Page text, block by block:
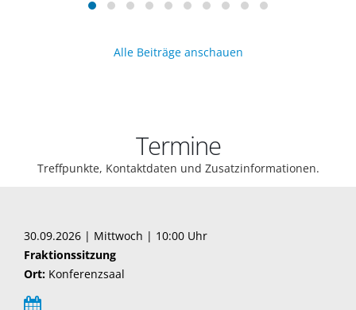
Alle Beiträge anschauen
Termine
Treffpunkte, Kontaktdaten und Zusatzinformationen.
30.09.2026 | Mittwoch | 10:00 Uhr
Fraktionssitzung
Ort: Konferenzsaal